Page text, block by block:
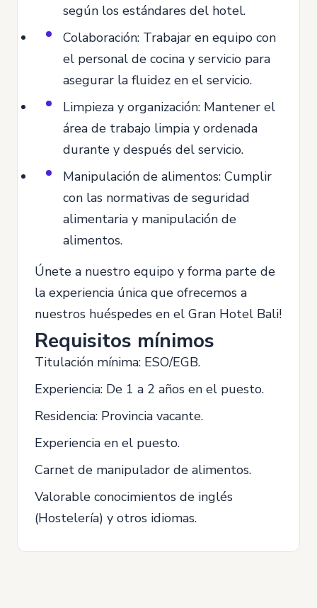
según los estándares del hotel.
Colaboración: Trabajar en equipo con
el personal de cocina y servicio para
asegurar la fluidez en el servicio.
Limpieza y organización: Mantener el
área de trabajo limpia y ordenada
durante y después del servicio.
Manipulación de alimentos: Cumplir
con las normativas de seguridad
alimentaria y manipulación de
alimentos.
Únete a nuestro equipo y forma parte de
la experiencia única que ofrecemos a
nuestros huéspedes en el Gran Hotel Bali!
Requisitos mínimos
Titulación mínima: ESO/EGB.
Experiencia: De 1 a 2 años en el puesto.
Residencia: Provincia vacante.
Experiencia en el puesto.
Carnet de manipulador de alimentos.
Valorable conocimientos de inglés
(Hostelería) y otros idiomas.